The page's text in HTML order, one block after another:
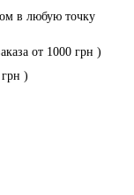
в любую точку
от 1000 грн )
)